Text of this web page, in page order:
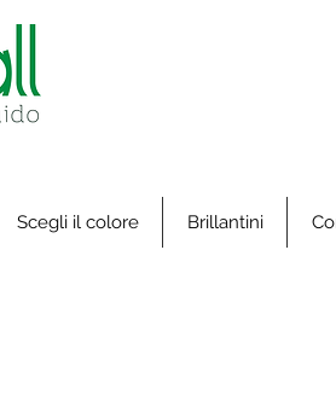
Scegli il colore Brillantini